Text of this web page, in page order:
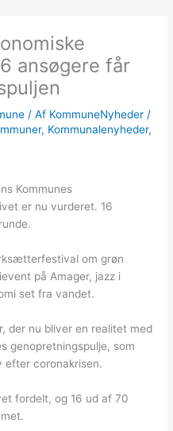
ansøgere får
/ Af KommuneNyheder /
, Kommunalenyheder,
Kommunes
er nu vurderet. 16
om grøn
på Amager, jazz i
set fra vandet.
der nu bliver en realitet med
genopretningspulje, som
coronakrisen.
fordelt, og 16 ud af 70